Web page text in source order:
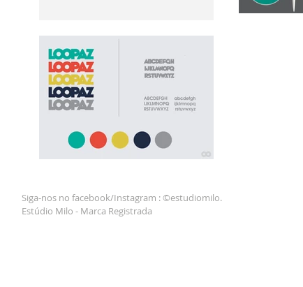
Siga-nos no facebook/Instagram : ©estudiomilo.
Estúdio Milo - Marca Registrada